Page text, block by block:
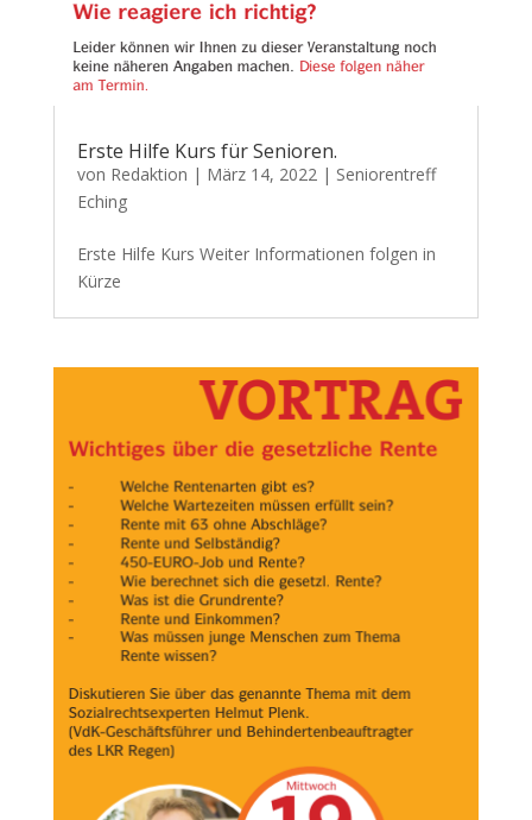
Erste Hilfe Kurs für Senioren.
von Redaktion | März 14, 2022| Seniorentreff
Eching
Erste Hilfe Kurs Weiter Informationen folgen in
Kürze